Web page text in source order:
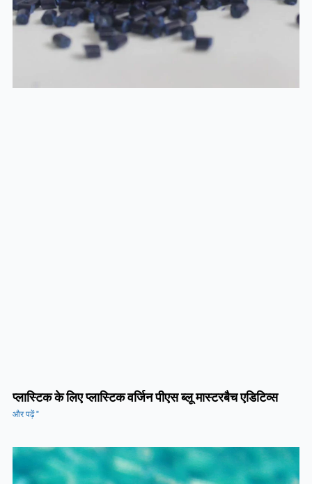
प्लास्टिक के लिए प्लास्टिक वर्जिन पीएस ब्लू मास्टरबैच एडिटिव्स
और पढ़ें "